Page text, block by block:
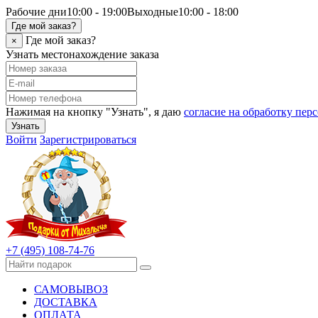
Рабочие дни10:00 - 19:00Выходные10:00 - 18:00
Где мой заказ?
×
Где мой заказ?
Узнать местонахождение заказа
Нажимая на кнопку "Узнать", я даю согласие на обработку
Узнать
Войти Зарегистрироваться
+7 (495) 108-74-76
САМОВЫВОЗ
ДОСТАВКА
ОПЛАТА